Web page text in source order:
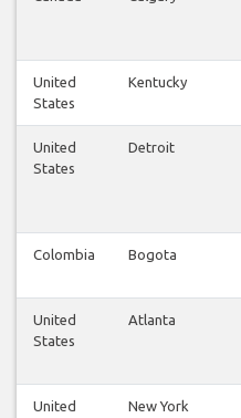
United
States
Kentucky
United
States
Detroit
Colombia Bogota
United
States
Atlanta
United
New York